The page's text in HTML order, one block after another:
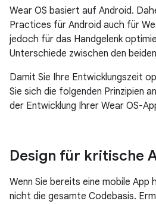
Wear OS basiert auf Android.
Practices für Android auch für
jedoch für das Handgelenk
Unterschiede zwischen den
Damit Sie Ihre Entwicklungszeit
Sie sich die folgenden Prinzipien
der Entwicklung Ihrer Wear OS-
Design für kritische
Wenn Sie bereits eine mobile App
nicht die gesamte Codebasis.